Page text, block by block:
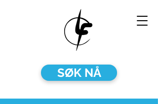
SØK NÅ